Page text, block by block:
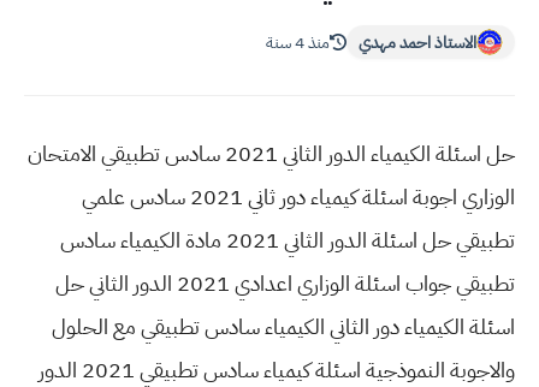
الاستاذ احمد مهدي منذ 4 سنة
حل اسئلة الكيمياء الدور الثاني 2021 سادس تطبيقي الامتحان
الوزاري اجوبة اسئلة كيمياء دور ثاني 2021 سادس علمي
تطبيقي حل اسئلة الدور الثاني 2021 مادة الكيمياء سادس
تطبيقي جواب اسئلة الوزاري اعدادي 2021 الدور الثاني حل
اسئلة الكيمياء دور الثاني الكيمياء سادس تطبيقي مع الحلول
والاجوبة النموذجية اسئلة كيمياء سادس تطبيقي 2021 الدور